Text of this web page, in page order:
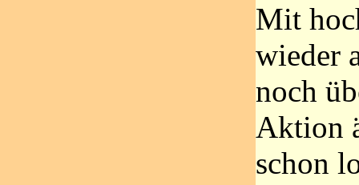
Mit
wieder
noch
Aktion
schon